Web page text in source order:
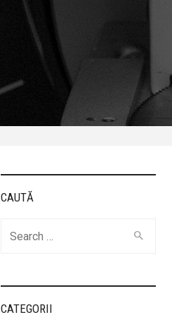
CAUTĂ
CATEGORII